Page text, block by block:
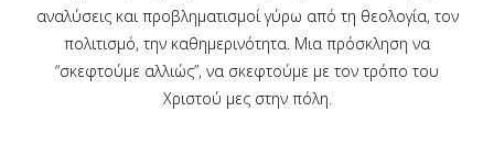
αναλύσεις και προβληματισμοί γύρω από τη θεολογία, τον
πολιτισμό, την καθημερινότητα. Μια πρόσκληση να
“σκεφτούμε αλλιώς”, να σκεφτούμε με τον τρόπο του
Χριστού μες στην πόλη.